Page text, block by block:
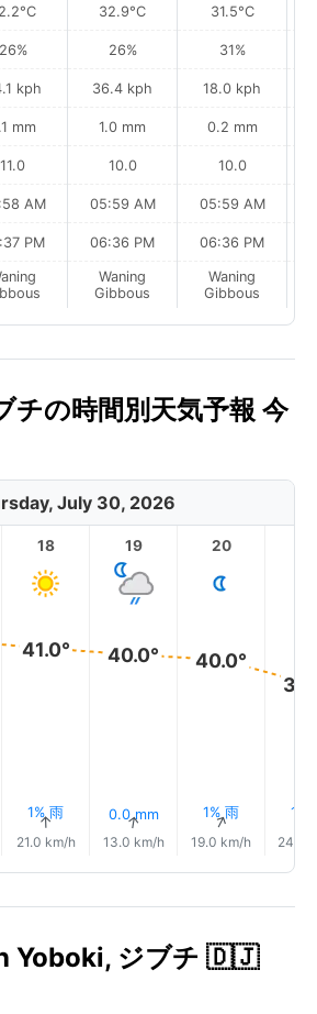
26%
kph
mm
11.0
AM
PM
32.9°C
26%
36.4 kph
1.0 mm
10.0
05:59 AM
06:36 PM
Waning
Gibbous
31.5°C
31%
18.0 kph
0.2 mm
10.0
05:59 AM
06:36 PM
Waning
Gibbous
チの時間別天気予報 今
July 30, 2026
18
41.0°
1% 雨
↑
21.0 km/h
19
40.0°
0.0 mm
↑
13.0 km/h
20
40.0°
1% 雨
↑
19.0 km/h
1%
24.0
Yoboki, ジブチ 🇩🇯